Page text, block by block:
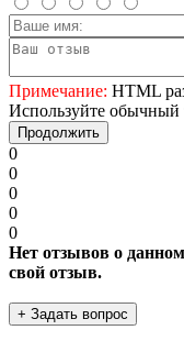
Примечание: HTML
Используйте обычный
Продолжить
0
0
0
0
0
Нет отзывов о
свой отзыв.
+ Задать вопрос